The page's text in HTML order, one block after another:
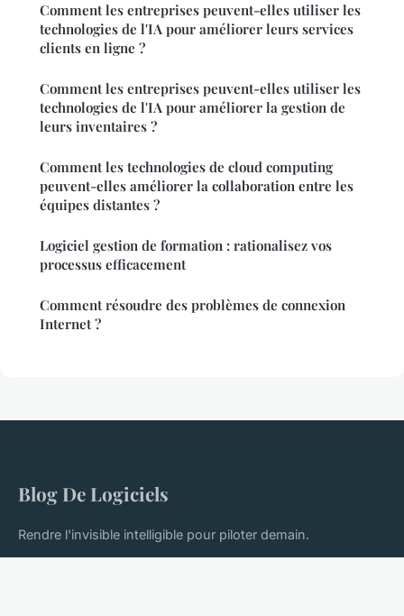
Comment les entreprises peuvent-elles utiliser les
technologies de l'IA pour améliorer leurs services
clients en ligne ?
Comment les entreprises peuvent-elles utiliser les
technologies de l'IA pour améliorer la gestion de
leurs inventaires ?
Comment les technologies de cloud computing
peuvent-elles améliorer la collaboration entre les
équipes distantes ?
Logiciel gestion de formation : rationalisez vos
processus efficacement
Comment résoudre des problèmes de connexion
Internet ?
Blog De Logiciels
Rendre l'invisible intelligible pour piloter demain.